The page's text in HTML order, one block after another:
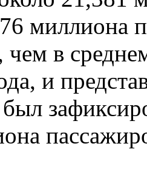
миллиона
в
и